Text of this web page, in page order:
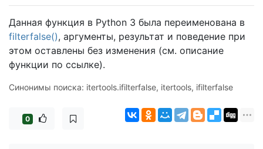
Данная функция в Python 3 была переименована в
filterfalse(), аргументы, результат и поведение при
этом оставлены без изменения (см. описание
функции по ссылке).
Синонимы поиска: itertools.ifilterfalse, itertools, ifilterfalse
0